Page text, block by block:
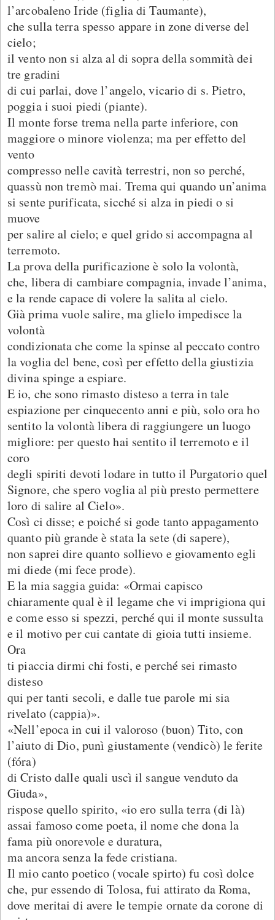
l’arcobaleno Iride (figlia di Taumante),
che sulla terra spesso appare in zone diverse del
cielo;
il vento non si alza al di sopra della sommità dei
tre gradini
di cui parlai, dove l’angelo, vicario di s. Pietro,
poggia i suoi piedi (piante).
Il monte forse trema nella parte inferiore, con
maggiore o minore violenza; ma per effetto del
vento
compresso nelle cavità terrestri, non so perché,
quassù non tremò mai. Trema qui quando un’anima
si sente purificata, sicché si alza in piedi o si
muove
per salire al cielo; e quel grido si accompagna al
terremoto.
La prova della purificazione è solo la volontà,
che, libera di cambiare compagnia, invade l’anima,
e la rende capace di volere la salita al cielo.
Già prima vuole salire, ma glielo impedisce la
volontà
condizionata che come la spinse al peccato contro
la voglia del bene, così per effetto della giustizia
divina spinge a espiare.
E io, che sono rimasto disteso a terra in tale
espiazione per cinquecento anni e più, solo ora ho
sentito la volontà libera di raggiungere un luogo
migliore: per questo hai sentito il terremoto e il
coro
degli spiriti devoti lodare in tutto il Purgatorio quel
Signore, che spero voglia al più presto permettere
loro di salire al Cielo».
Così ci disse; e poiché si gode tanto appagamento
quanto più grande è stata la sete (di sapere),
non saprei dire quanto sollievo e giovamento egli
mi diede (mi fece prode).
E la mia saggia guida: «Ormai capisco
chiaramente qual è il legame che vi imprigiona qui
e come esso si spezzi, perché qui il monte sussulta
e il motivo per cui cantate di gioia tutti insieme.
Ora
ti piaccia dirmi chi fosti, e perché sei rimasto
disteso
qui per tanti secoli, e dalle tue parole mi sia
rivelato (cappia)».
«Nell’epoca in cui il valoroso (buon) Tito, con
l’aiuto di Dio, punì giustamente (vendicò) le ferite
(fóra)
di Cristo dalle quali uscì il sangue venduto da
Giuda»,
rispose quello spirito, «io ero sulla terra (di là)
assai famoso come poeta, il nome che dona la
fama più onorevole e duratura,
ma ancora senza la fede cristiana.
Il mio canto poetico (vocale spirto) fu così dolce
che, pur essendo di Tolosa, fui attirato da Roma,
dove meritai di avere le tempie ornate da corone di